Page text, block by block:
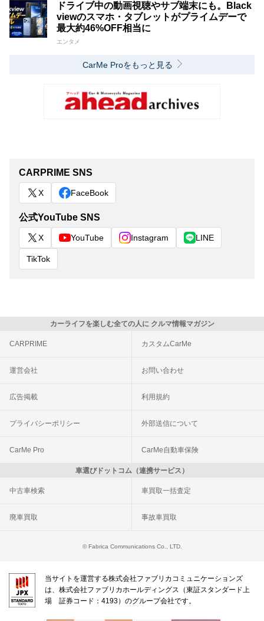
ドライブ中の動画視聴やサブ端末にも。Black
viewのスマホ・タブレットがプライムデーで
最大約46%OFF相当に
エンタメ
CarMe Proをもっと見る
CARPRIME SNS
X FaceBook
公式YouTube SNS
X YouTube Instagram LINE
TikTok
カーライフを楽しむ全ての人に クルマ情報マガジン
CARPRIME カスタムCarMe
運営会社 お問い合わせ
広告掲載 利用規約
プライバシーポリシー 外部送信について
CarMe Pro CarMe自動車保険
車選びドットコム（連携サービス）
中古車検索 車買取一括査定
廃車買取 事故車買取
© Fabrica Communications Co., LTD.
当サイトを運営する株式会社ファブリカコミュニケーションズ
は、株式会社ファブリカホールディングス（東証スタンダード上
場 証券コード：4193）のグループ会社です。